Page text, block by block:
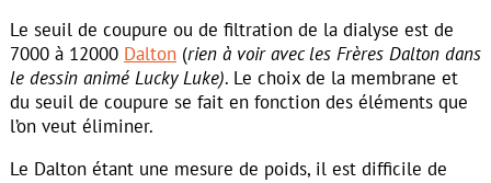
Le seuil de coupure ou de filtration de la dialyse est de
7000 à 12000 Dalton (rien à voir avec les Frères Dalton dans
le dessin animé Lucky Luke). Le choix de la membrane et
du seuil de coupure se fait en fonction des éléments que
l’on veut éliminer.
Le Dalton étant une mesure de poids, il est difficile de